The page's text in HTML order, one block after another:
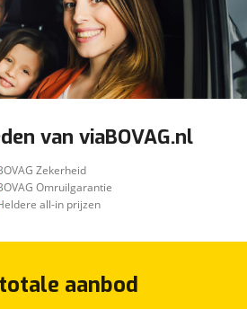
van viaBOVAG.nl
Zekerheid
Omruilgarantie
all-in prijzen
aanbod